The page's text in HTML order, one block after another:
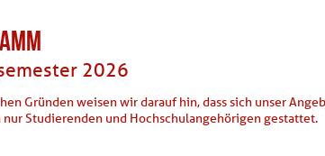
2026
Gründen weisen wir darauf hin, dass sich unser
Studierenden und Hochschulangehörigen gestattet.